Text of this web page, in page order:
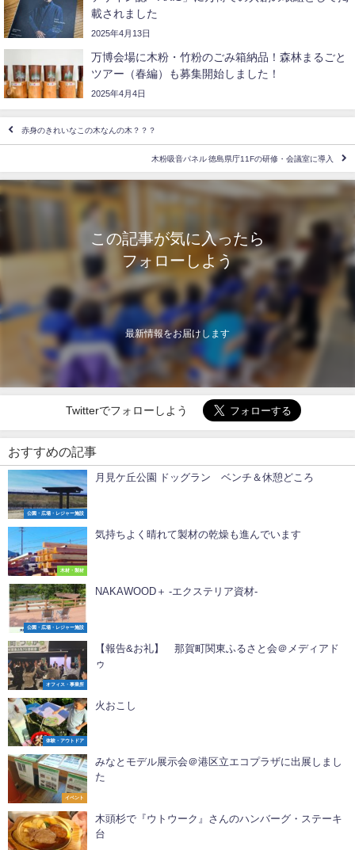
載されました
2025年4月13日
万博会場に木粉・竹粉のごみ箱納品！森林まるごと
ツアー（春編）も募集開始しました！
2025年4月4日
赤身のきれいなこの木なんの木？？？
木粉吸音パネル 徳島県庁11Fの研修・会議室に導入
この記事が気に入ったら
フォローしよう
最新情報をお届けします
Twitterでフォローしよう
おすすめの記事
公園・広場・レジャー施設
月見ケ丘公園 ドッグラン ベンチ＆休憩どころ
木材・製材
気持ちよく晴れて製材の乾燥も進んでいます
公園・広場・レジャー施設
NAKAWOOD＋ -エクステリア資材-
オフィス・事業所
【報告&お礼】 那賀町関東ふるさと会＠メディアド
ゥ
体験・アウトドア
火おこし
イベント
みなとモデル展示会＠港区立エコプラザに出展しまし
た
木頭杉で『ウトウーク』さんのハンバーグ・ステーキ
台